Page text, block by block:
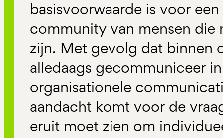
basisvoorwaarde is voor
community van mensen die
zijn. Met gevolg dat binnen
alledaags gecommuniceer
organisationele
aandacht komt voor de
eruit moet zien om